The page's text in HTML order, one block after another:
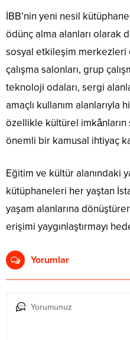
İBB’nin yeni nesil
ödünç alma alanları olarak
sosyal etkileşim merkezleri
çalışma salonları, grup
teknoloji odaları, sergi
amaçlı kullanım
özellikle kültürel imkânların
önemli bir kamusal ihtiyaç
Eğitim ve kültür alanındaki
kütüphaneleri her yaştan
yaşam alanlarına
erişimi yaygınlaştırmayı
Yorumlar